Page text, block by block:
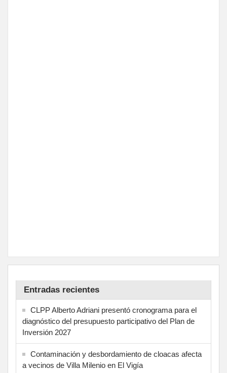
Entradas recientes
CLPP Alberto Adriani presentó cronograma para el
diagnóstico del presupuesto participativo del Plan de
Inversión 2027
Contaminación y desbordamiento de cloacas afecta
a vecinos de Villa Milenio en El Vigía